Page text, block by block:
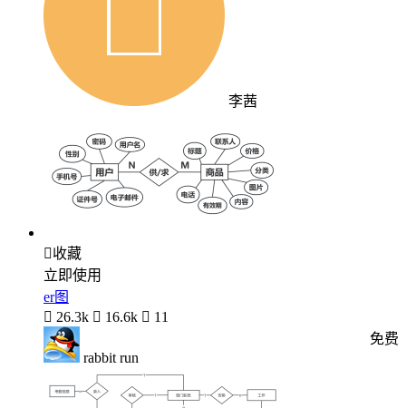
李茜
收藏
立即使用
er图
 26.3k  16.6k  11
rabbit run
免费